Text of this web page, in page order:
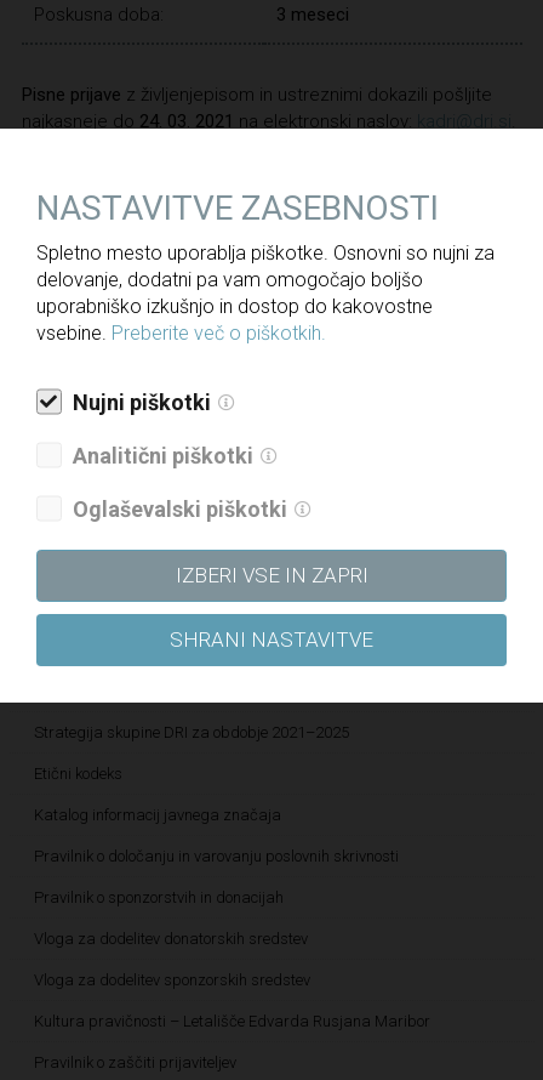
Poskusna doba: 3 meseci
Pisne prijave z življenjepisom in ustreznimi dokazili pošljite
najkasneje do 24. 03. 2021 na elektronski naslov: kadri@dri.si
Za medije
Novice
Javne objave
Letna poročila
Politika upravljanja družbe
Strategija skupine DRI za obdobje 2021–2025
Etični kodeks
Katalog informacij javnega značaja
Pravilnik o določanju in varovanju poslovnih skrivnosti
Pravilnik o sponzorstvih in donacijah
Vloga za dodelitev donatorskih sredstev
Vloga za dodelitev sponzorskih sredstev
Kultura pravičnosti – Letališče Edvarda Rusjana Maribor
Pravilnik o zaščiti prijaviteljev
NASTAVITVE ZASEBNOSTI
Spletno mesto uporablja piškotke. Osnovni so nujni za
delovanje, dodatni pa vam omogočajo boljšo
uporabniško izkušnjo in dostop do kakovostne
vsebine. Preberite več o piškotkih.
Nujni piškotki
Analitični piškotki
Oglaševalski piškotki
IZBERI VSE IN ZAPRI
SHRANI NASTAVITVE